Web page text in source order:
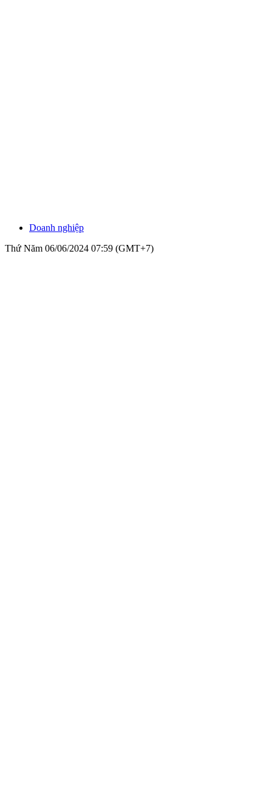
Doanh nghiệp
Thứ Năm 06/06/2024 07:59 (GMT+7)